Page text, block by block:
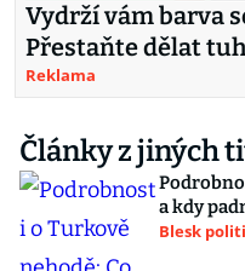
Vydrží vám barva
Přestaňte dělat
Reklama
Články z jiných
a kdy
Blesk